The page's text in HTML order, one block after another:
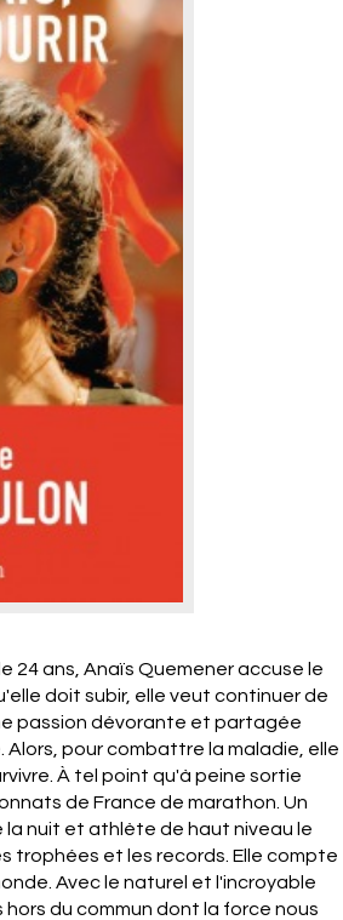
24 ans, Anaïs Quemener accuse le
doit subir, elle veut continuer de
passion dévorante et partagée
pour combattre la maladie, elle
À tel point qu'à peine sortie
de France de marathon. Un
la nuit et athlète de haut niveau le
trophées et les records. Elle compte
Avec le naturel et l'incroyable
du commun dont la force nous